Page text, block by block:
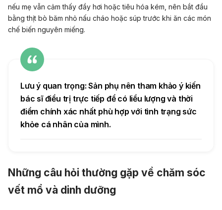
nếu mẹ vẫn cảm thấy đầy hơi hoặc tiêu hóa kém, nên bắt đầu
bằng thịt bò băm nhỏ nấu cháo hoặc súp trước khi ăn các món
chế biến nguyên miếng.
Lưu ý quan trọng: Sản phụ nên tham khảo ý kiến
bác sĩ điều trị trực tiếp để có liều lượng và thời
điểm chính xác nhất phù hợp với tình trạng sức
khỏe cá nhân của mình.
Những câu hỏi thường gặp về chăm sóc
vết mổ và dinh dưỡng